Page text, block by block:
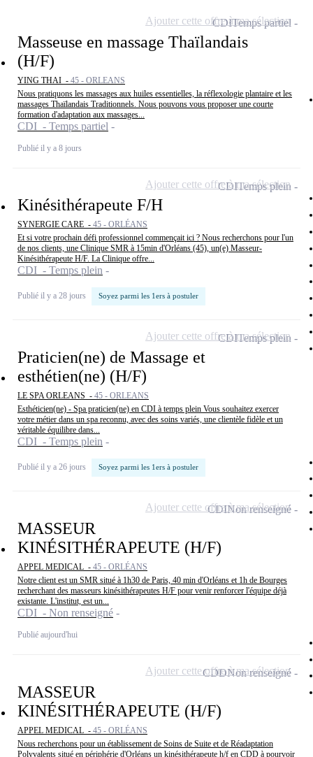
Masseuse en massage Thaïlandais
(H/F)
YING THAI - 45 - ORLEANS
Nous pratiquons les massages aux huiles essentielles, la réflexologie plantaire et les
massages Thaïlandais Traditionnels. Nous pouvons vous proposer une courte
formation d'adaptation aux massages...
CDI - Temps partiel
Publié il y a 8 jours
CDITemps partiel
Ajouter cette offre à ma sélection
Kinésithérapeute F/H
SYNERGIE CARE - 45 - ORLÉANS
Et si votre prochain défi professionnel commençait ici ? Nous recherchons pour l'un
de nos clients, une Clinique SMR à 15min d'Orléans (45), un(e) Masseur-
Kinésithérapeute H/F. La Clinique offre...
CDI - Temps plein
Publié il y a 28 jours Soyez parmi les 1ers à postuler
CDITemps plein
Ajouter cette offre à ma sélection
Praticien(ne) de Massage et
esthétien(ne) (H/F)
LE SPA ORLEANS - 45 - ORLEANS
Esthéticien(ne) - Spa praticien(ne) en CDI à temps plein Vous souhaitez exercer
votre métier dans un spa reconnu, avec des soins variés, une clientèle fidèle et un
véritable équilibre dans...
CDI - Temps plein
Publié il y a 26 jours Soyez parmi les 1ers à postuler
CDITemps plein
Ajouter cette offre à ma sélection
MASSEUR
KINÉSITHÉRAPEUTE (H/F)
APPEL MEDICAL - 45 - ORLÉANS
Notre client est un SMR situé à 1h30 de Paris, 40 min d'Orléans et 1h de Bourges
recherchant des masseurs kinésithérapeutes H/F pour venir renforcer l'équipe déjà
existante. L'institut, est un...
CDI - Non renseigné
Publié aujourd'hui
CDINon renseigné
Ajouter cette offre à ma sélection
MASSEUR
KINÉSITHÉRAPEUTE (H/F)
APPEL MEDICAL - 45 - ORLÉANS
Nous recherchons pour un établissement de Soins de Suite et de Réadaptation
Polyvalents situé en périphérie d'Orléans un kinésithérapeute h/f en CDD à pourvoir
CDDNon renseigné
Ajouter cette offre à ma sélection